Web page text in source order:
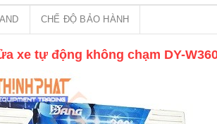
CHẾ ĐỘ BẢO HÀNH
xe tự động không chạm DY-